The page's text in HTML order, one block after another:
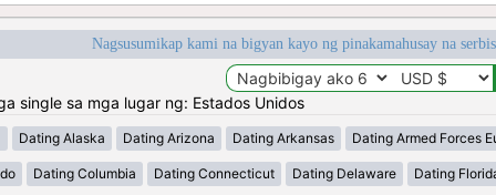
Nagsusumikap kami na bigyan kayo ng pinakamahusay na
single sa mga lugar ng: Estados Unidos
Dating Alaska Dating Arizona Dating Arkansas Dating Armed Forces
Dating Columbia Dating Connecticut Dating Delaware Dating